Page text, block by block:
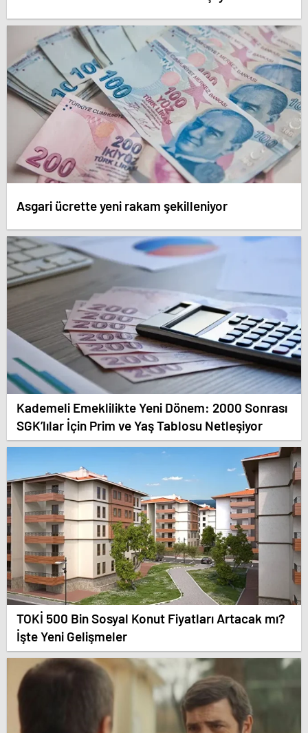
Asgari ücrette yeni rakam şekilleniyor
Kademeli Emeklilikte Yeni Dönem: 2000 Sonrası
SGK’lılar İçin Prim ve Yaş Tablosu Netleşiyor
TOKİ 500 Bin Sosyal Konut Fiyatları Artacak mı?
İşte Yeni Gelişmeler